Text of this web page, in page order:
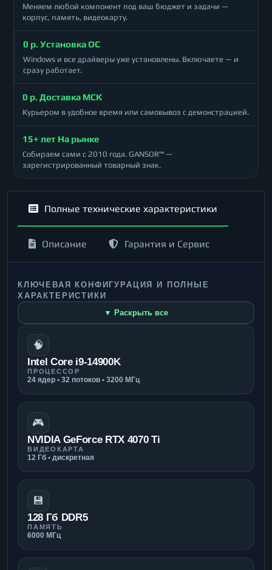
Меняем любой компонент под ваш бюджет и задачи —
корпус, память, видеокарту.
0 р. Установка ОС
Windows и все драйверы уже установлены. Включаете — и
сразу работает.
0 р. Доставка МСК
Курьером в удобное время или самовывоз с демонстрацией.
15+ лет На рынке
Собираем сами с 2010 года. GANSOR™ —
зарегистрированный товарный знак.
Полные технические характеристики
Описание Гарантия и Сервис
КЛЮЧЕВАЯ КОНФИГУРАЦИЯ И ПОЛНЫЕ
ХАРАКТЕРИСТИКИ
▼ Раскрыть все
🧠
Intel Core i9-14900K
ПРОЦЕССОР
24 ядер • 32 потоков • 3200 МГц
🎮
NVIDIA GeForce RTX 4070 Ti
ВИДЕОКАРТА
12 Гб • дискретная
💾
128 Гб DDR5
ПАМЯТЬ
6000 МГц